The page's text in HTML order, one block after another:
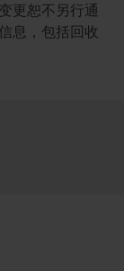
更恕不另行通
息，包括回收